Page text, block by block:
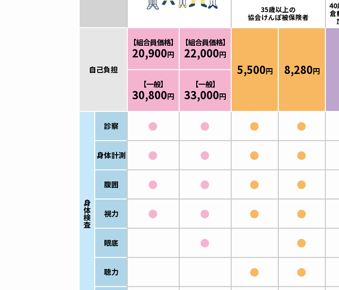
35歳以上の
協会けんぽ被保険者
40
倉
自己負担
【組合員価格】
20,900円
【組合員価格】
22,000円
5,500円 8,280円
【一般】
30,800円
【一般】
33,000円
身
体
検
査
診察 ● ● ● ●
身体計測 ● ● ● ●
腹囲 ● ● ● ●
視力 ● ● ● ●
眼底 ● ●
聴力 ● ●